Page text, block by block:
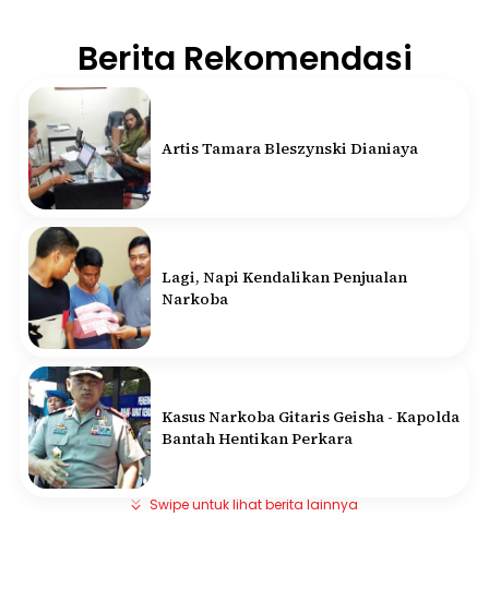
Berita Rekomendasi
Artis Tamara Bleszynski Dianiaya
Lagi, Napi Kendalikan Penjualan
Narkoba
Kasus Narkoba Gitaris Geisha - Kapolda
Bantah Hentikan Perkara
Swipe untuk lihat berita lainnya